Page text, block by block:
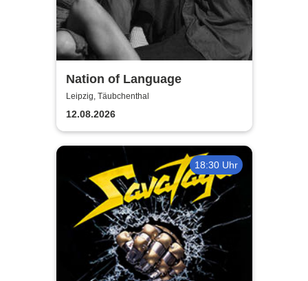
Nation of Language
Leipzig, Täubchenthal
12.08.2026
18:30 Uhr